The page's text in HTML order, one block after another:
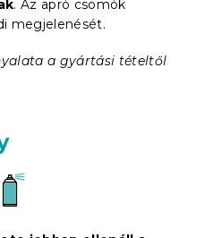
. Az apró csomók
megjelenését.
a gyártási tételtől